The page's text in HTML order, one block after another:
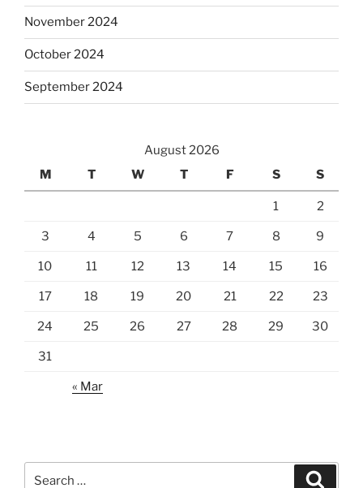
November 2024
October 2024
September 2024
August 2026
M
T W T F S S
1 2
3 4 5 6 7 8 9
10 11 12 13 14 15 16
17 18 19 20 21 22 23
24 25 26 27 28 29 30
31
« Mar